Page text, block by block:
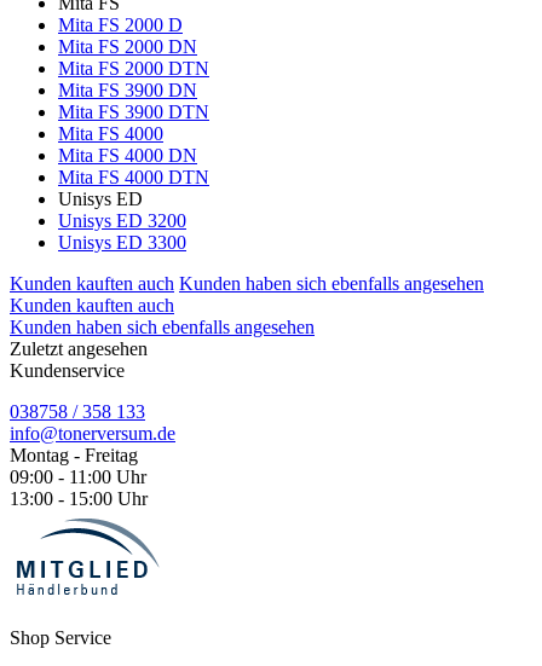
Mita FS 2000 D
Mita FS 2000 DN
Mita FS 2000 DTN
Mita FS 3900 DN
Mita FS 3900 DTN
Mita FS 4000
Mita FS 4000 DN
Mita FS 4000 DTN
Unisys ED
Unisys ED 3200
Unisys ED 3300
Kunden kauften auch Kunden haben sich ebenfalls angesehen
Kunden kauften auch
Kunden haben sich ebenfalls angesehen
Zuletzt angesehen
Kundenservice
038758 / 358 133
info@tonerversum.de
Montag - Freitag
09:00 - 11:00 Uhr
13:00 - 15:00 Uhr
Shop Service